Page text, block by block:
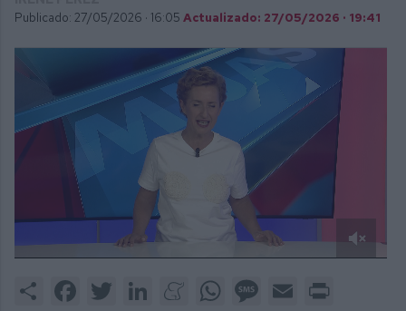
Publicado: 27/05/2026 · 16:05 Actualizado: 27/05/2026 · 19:41
1
Share FacebookTwitter LinkedInMeneameWhatsAppMessage
Email